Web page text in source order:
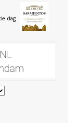
dag